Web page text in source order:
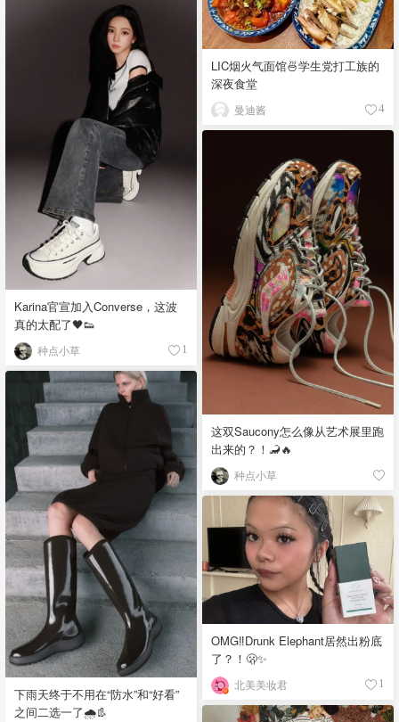
LIC烟火气面馆🍜学生党打工族的
深夜食堂
曼迪酱 4
Karina官宣加入Converse，这波
真的太配了🖤👟
种点小草 1
这双Saucony怎么像从艺术展里跑
出来的？！🦂🔥
种点小草
下雨天终于不用在“防水”和“好看”
之间二选一了🌧️👢
OMG‼️Drunk Elephant居然出粉底
了？！🫢✨
北美美妆君 1